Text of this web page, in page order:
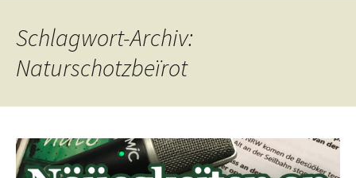
Schlagwort-Archiv:
Naturschotzbeïrot